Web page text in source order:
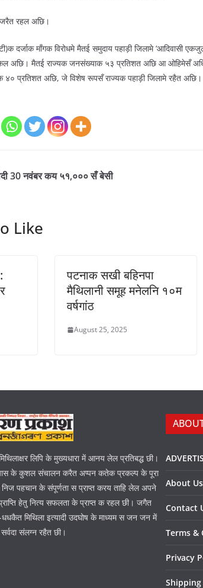
रहल अछि।
दर्जाक माँगक विरोधमे मैतई समुदाय पहाड़ी जिलामे ‘आदिवासी
अछि। मैतई राज्यक जनसंख्याक ५३ प्रतिशत अछि आ ओहिमेसँ
४० प्रतिशत अछि, जे विशेष रूपसँ राज्यक पहाड़ी जिलामे रहैत अछि।
30 नवंबर कय ५१,००० सँ बेसी
Like
पटनाक सखी बहिनपा
मैथिलानी समूह मनेलनि १०म
वर्षगांठ
August 25, 2025
लिपि के मुख्यधारा में आनय लेल प्रतिबद्ध छी।
के कुशल संचालन करैत अप्पन कतेक प्रकल्प के पूरा
पहचान के संपूर्णता स प्राप्त करय ताहि लेल अपने
हेतु नित्य सफलता के प्राप्त क रहल छी। जगैत
धधकैत मिथिला इत्यादी उदघोष के माध्यम स जन जन में
संलग्न रहैत छी।
About Us
Contact
Terms &
Privacy